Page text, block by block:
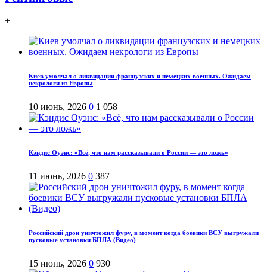
+
Киев умолчал о ликвидации французских и немецких военных. Ожидаем
некрологи из Европы
10 июнь, 2026 0 1 058
Кэндис Оуэнс: «Всё, что нам рассказывали о России — это ложь»
11 июнь, 2026 0 387
Российский дрон уничтожил фуру, в момент когда боевики ВСУ выгружали
пусковые установки БПЛА (Видео)
15 июнь, 2026 0 930